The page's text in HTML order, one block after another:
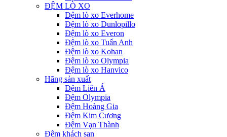
ĐỆM LÒ XO
Đệm lò xo Everhome
Đệm lò xo Dunlopillo
Đệm lò xo Everon
Đệm lò xo Tuấn Anh
Đệm lò xo Kohan
Đệm lò xo Olympia
Đệm lò xo Hanvico
Hãng sản xuất
Đệm Liên Á
Đệm Olympia
Đệm Hoàng Gia
Đệm Kim Cương
Đệm Vạn Thành
Đệm khách sạn